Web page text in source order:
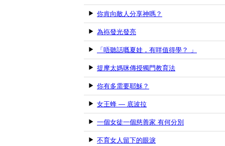
你肯向敵人分享神嗎？
為袮發光發亮
「唔聽話嘅夏娃，有咩值得學？ 」
提摩太媽咪傳授獨門教育法
你有多需要耶穌？
女王蜂 — 底波拉
一個女徒一個慈善家 有何分別
不育女人留下的眼淚